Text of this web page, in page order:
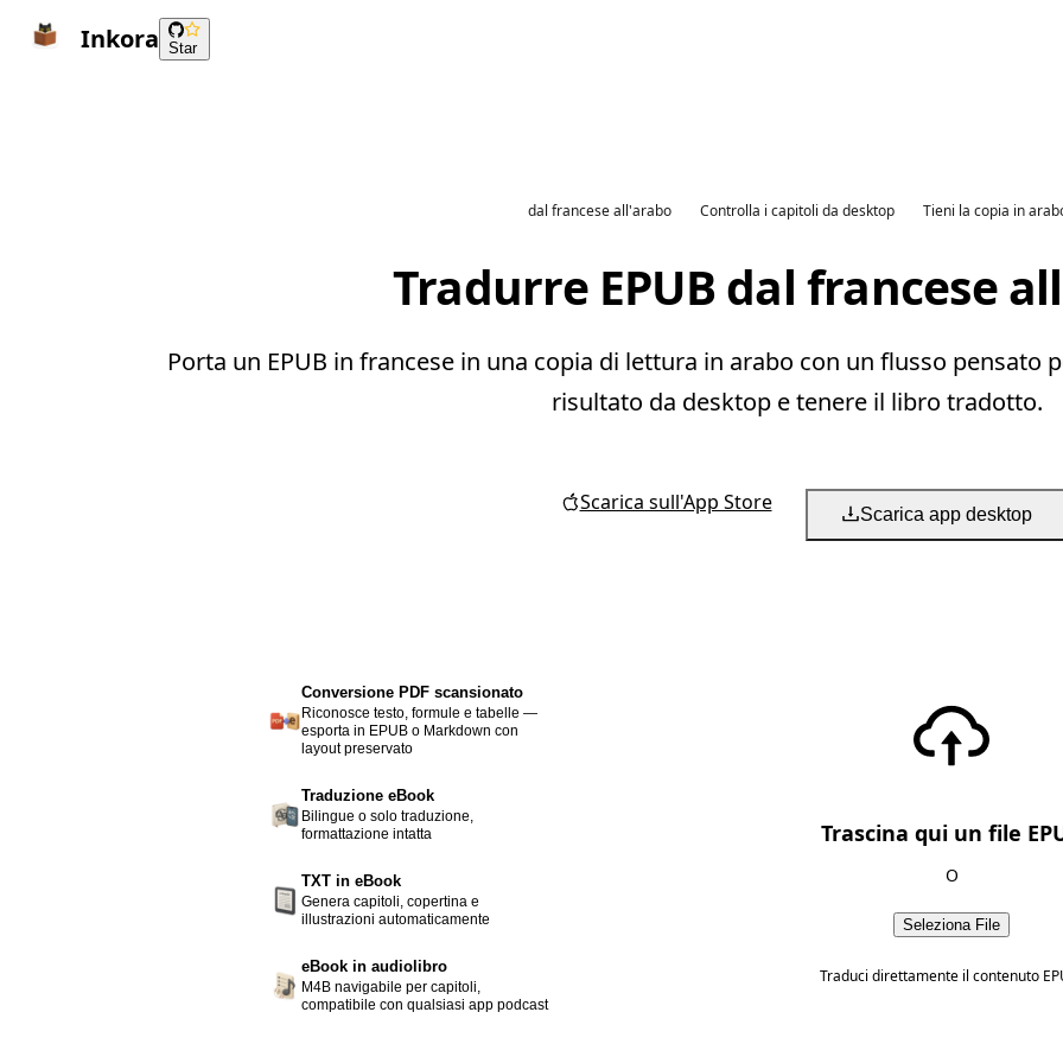
Inkora Star
dal francese all'arabo Controlla i capitoli da desktop Tieni la copia in
Tradurre EPUB dal francese
Porta un EPUB in francese in una copia di lettura in arabo con un flusso pensato
risultato da desktop e tenere il libro tradotto.
Scarica sull'App Store Scarica app desktop
Conversione PDF scansionato
Riconosce testo, formule e tabelle —
esporta in EPUB o Markdown con
layout preservato
Traduzione eBook
Bilingue o solo traduzione,
formattazione intatta
TXT in eBook
Genera capitoli, copertina e
illustrazioni automaticamente
eBook in audiolibro
M4B navigabile per capitoli,
compatibile con qualsiasi app podcast
Trascina qui un file
O
Seleziona File
Traduci direttamente il contenuto